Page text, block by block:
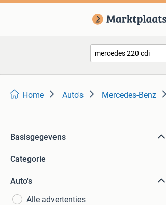
Home Auto's Mercedes-Benz
Basisgegevens
Categorie
Auto's
Alle advertenties